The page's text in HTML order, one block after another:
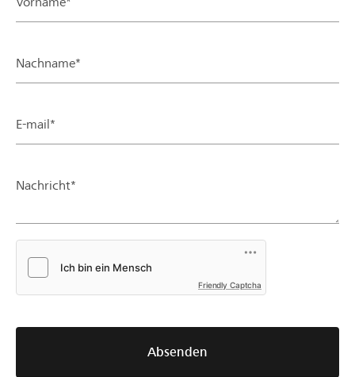
Nachname*
E-mail*
Nachricht*
Friendly Captcha
Absenden